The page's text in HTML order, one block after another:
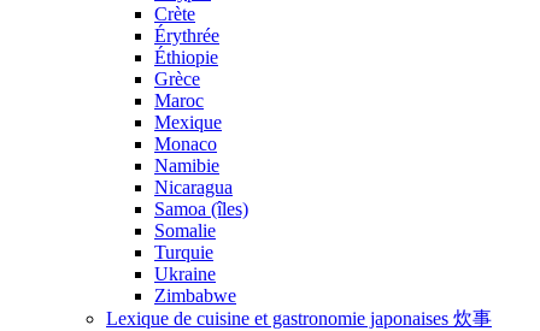
Crète
Érythrée
Éthiopie
Grèce
Maroc
Mexique
Monaco
Namibie
Nicaragua
Samoa (îles)
Somalie
Turquie
Ukraine
Zimbabwe
Lexique de cuisine et gastronomie japonaises 炊事